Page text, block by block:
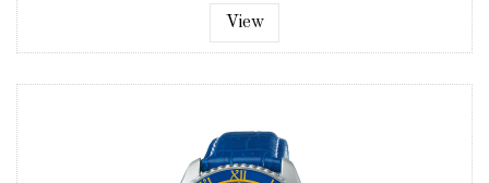
View